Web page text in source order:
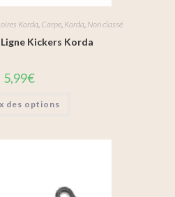
Korda, Carpe, Korda, Non classé
Kickers Korda
5,99€
des options